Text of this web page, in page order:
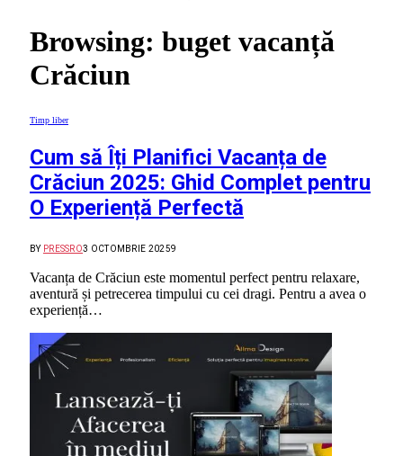
Browsing: buget vacanță
Crăciun
Timp liber
Cum să Îți Planifici Vacanța de
Crăciun 2025: Ghid Complet pentru
O Experiență Perfectă
BY PRESSRO3 OCTOMBRIE 20259
Vacanța de Crăciun este momentul perfect pentru relaxare,
aventură și petrecerea timpului cu cei dragi. Pentru a avea o
experiență…